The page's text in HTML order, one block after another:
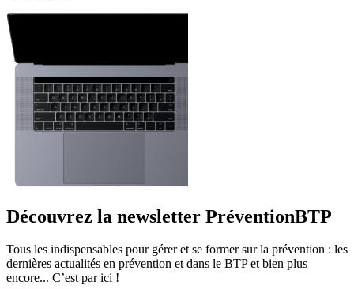
Découvrez la newsletter PréventionBTP
Tous les indispensables pour gérer et se former sur la prévention : les
dernières actualités en prévention et dans le BTP et bien plus
encore... C’est par ici !